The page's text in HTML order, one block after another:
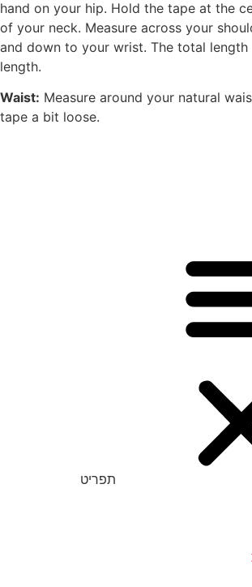
hand on your hip. Hold the tape at the
of your neck. Measure across your
and down to your wrist. The total length
length.
Waist: Measure around your natural
tape a bit loose.
תפריט